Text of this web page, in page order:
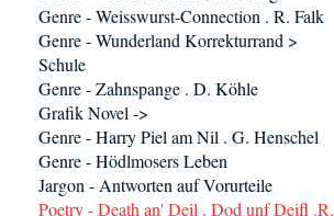
Genre - Weisswurst-Connection . R. Falk
Genre - Wunderland Korrekturrand >
Schule
Genre - Zahnspange . D. Köhle
Grafik Novel ->
Genre - Harry Piel am Nil . G. Henschel
Genre - Hödlmosers Leben
Jargon - Antworten auf Vorurteile
Poetry - Death an' Deil . Dod unf Deifl .R.